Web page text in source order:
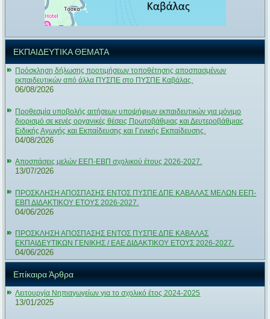
ΕΚΠΑΙΔΕΥΤΙΚΑ ΘΕΜΑΤΑ
Πρόσκληση δήλωσης προτιμήσεων τοποθέτησης αποσπασμένων
εκπαιδευτικών από άλλα ΠΥΣΠΕ στο ΠΥΣΠΕ Καβάλας.
06/08/2026
Προθεσμία υποβολής αιτήσεων υποψήφιων εκπαιδευτικών για μόνιμο
διορισμό σε κενές οργανικές θέσεις Πρωτοβάθμιας και Δευτεροβάθμιας
Ειδικής Αγωγής και Εκπαίδευσης και Γενικής Εκπαίδευσης.
04/08/2026
Αποσπάσεις μελών ΕΕΠ-ΕΒΠ σχολικού έτους 2026-2027.
13/07/2026
ΠΡΟΣΚΛΗΣΗ ΑΠΟΣΠΑΣΗΣ ΕΝΤΟΣ ΠΥΣΠΕ ΔΠΕ ΚΑΒΑΛΑΣ ΜΕΛΩΝ ΕΕΠ-
ΕΒΠ ΔΙΔΑΚΤΙΚΟΥ ΕΤΟΥΣ 2026-2027.
04/06/2026
ΠΡΟΣΚΛΗΣΗ ΑΠΟΣΠΑΣΗΣ ΕΝΤΟΣ ΠΥΣΠΕ ΔΠΕ ΚΑΒΑΛΑΣ
ΕΚΠΑΙΔΕΥΤΙΚΩΝ ΓΕΝΙΚΗΣ / ΕΑΕ ΔΙΔΑΚΤΙΚΟΥ ΕΤΟΥΣ 2026-2027.
04/06/2026
Επίκαιρα Άρθρα
Λειτουργία Νηπιαγωγείων για το σχολικό έτος 2024-2025
13/01/2025